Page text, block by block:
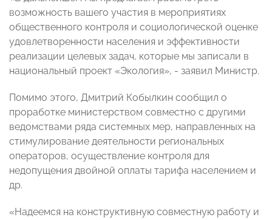
возможность вашего участия в мероприятиях
общественного контроля и социологической оценке
удовлетворенности населения и эффективности
реализации целевых задач, которые мы записали в
национальный проект «Экология», - заявил Министр.
Помимо этого, Дмитрий Кобылкин сообщил о
проработке министерством совместно с другими
ведомствами ряда системных мер, направленных на
стимулирование деятельности региональных
операторов, осуществление контроля для
недопущения двойной оплаты тарифа населением и
др.
«Надеемся на конструктивную совместную работу и